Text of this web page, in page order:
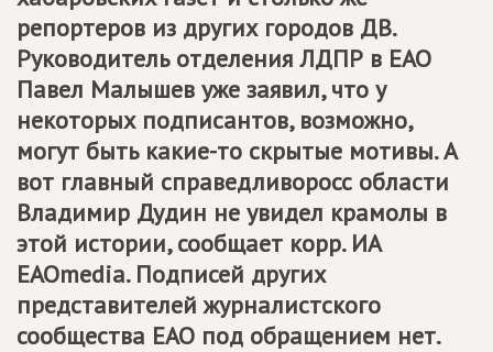
репортеров из других городов ДВ.
Руководитель отделения ЛДПР в ЕАО
Павел Малышев уже заявил, что у
некоторых подписантов, возможно,
могут быть какие-то скрытые мотивы. А
вот главный справедливоросс области
Владимир Дудин не увидел крамолы в
этой истории, сообщает корр. ИА
ЕАОmedia. Подписей других
представителей журналистского
сообщества ЕАО под обращением нет.